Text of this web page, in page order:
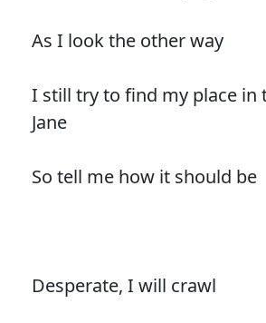
As I look the other way
I still try to find my place in
Jane
So tell me how it should be
Desperate, I will crawl